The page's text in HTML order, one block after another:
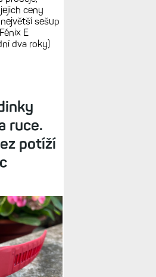
ceny
sešup
E
dva roky)
ruce.
potíží